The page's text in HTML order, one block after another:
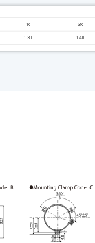
1k 3k
1.30 1.40